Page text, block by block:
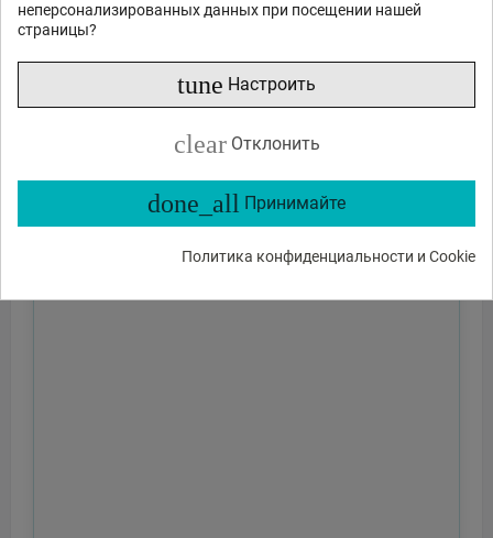
неперсонализированных данных при посещении нашей
страницы?
tune Настроить
clear Отклонить
done_all Принимайте
Политика конфиденциальности и Cookie